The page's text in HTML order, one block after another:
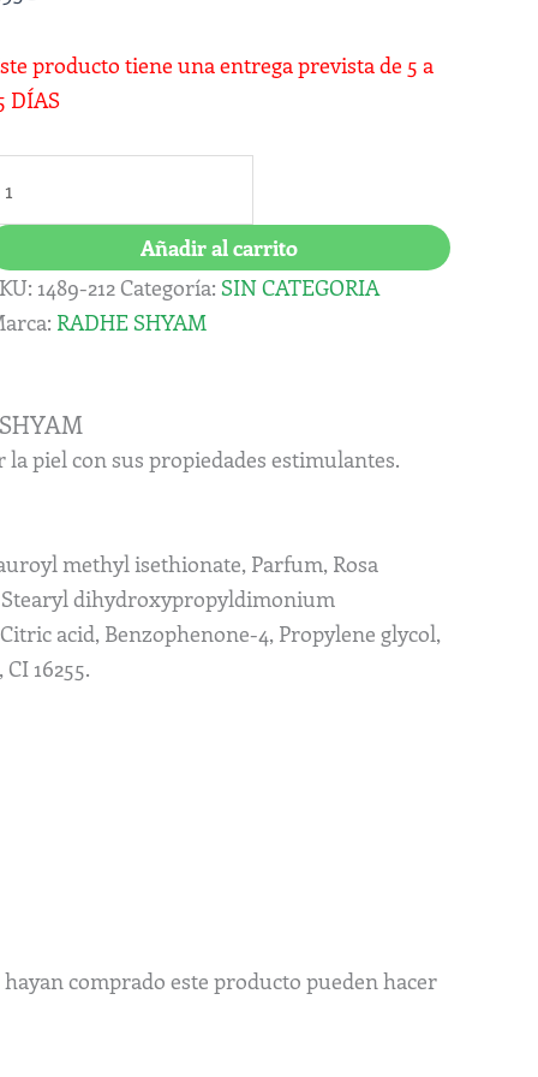
producto tiene una entrega prevista de 5 a
DÍAS
Añadir al carrito
1489-212 Categoría:SIN CATEGORIA
RADHE SHYAM
piel con sus propiedades estimulantes.
methyl isethionate, Parfum, Rosa
dihydroxypropyldimonium
acid, Benzophenone-4, Propylene glycol,
16255.
comprado este producto pueden hacer